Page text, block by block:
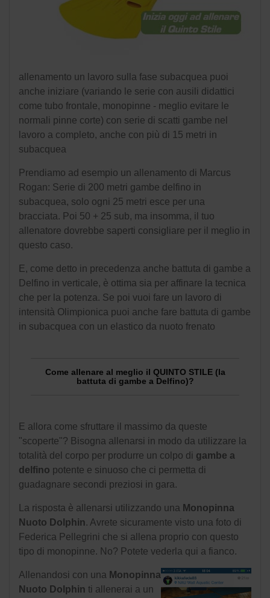
allenamento un lavoro sulla fase subacquea puoi
anche iniziare (variando le serie con ausili didattici
come tubo frontale, monopinne - meglio evitare le
normali pinne corte) con serie di scatti gambe nel
lavoro a completo, anche con più di 15 metri in
subacquea
Prendiamo ad esempio un allenamento di Marcus
Rogan: Serie di 200 metri gambe delfino in
subacquea, solo ogni 25 metri esce per una
bracciata. Poi 50 + 25 sub, ma insomma, il tuo
allenatore dovrebbe saperti consigliare per il meglio in
questo caso.
E, come detto in precedenza anche battuta di gambe a
Delfino in verticale, è ottima sia per affinare la tecnica
che per la potenza. Se poi vuoi fare un lavoro di
intensità Olimpionica puoi anche fare battuta di gambe
in subacquea con un elastico da nuoto frenato
Come allenare al meglio il QUINTO STILE (la
battuta di gambe a Delfino)?
E allora come sfruttare il massimo da queste
"scoperte"? Bisogna allenarsi in modo da utilizzare la
totalità del corpo per produrre un colpo di gambe a
delfino potente e sinuoso che ci permetta di
guadagnare secondi preziosi in gara.
La risposta è allenarsi utilizzando una Monopinna
Nuoto Dolphin. Avrete sicuramente visto una foto di
Federica Pellegrini che si allena proprio con questo
tipo di monopinne. No? Potete vederla qui a fianco.
Allenandosi con una Monopinna
Nuoto Dolphin ti allenerai a un